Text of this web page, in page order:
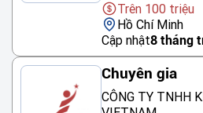
Trên 100 triệu
Hồ Chí Minh
Cập nhật8 tháng
Chuyên gia
CÔNG TY TNHH